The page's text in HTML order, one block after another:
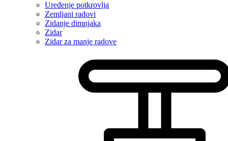
Uređenje potkrovlja
Zemljani radovi
Zidanje dimnjaka
Zidar
Zidar za manje radove